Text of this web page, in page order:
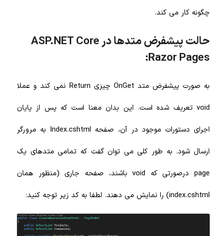
چگونه کار می کند.
حالت پیشفرض متدها در ASP.NET Core
Razor Pages:
به صورت پیشفرض متد OnGet چیزی Return نمی کند و عملا
void تعریف شده است. این بدان معنا است که پس از پایان
اجرای دستورات موجود در آن، صفحه Index.cshtml به مرورگر
ارسال شود. به طور کلی می توان گفت که تمامی متدهای یک
page درصورتی که void باشند، صفحه جاری (منظور همان
index.cshtml) را نمایش می دهند. لطفا به کد زیر توجه کنید: